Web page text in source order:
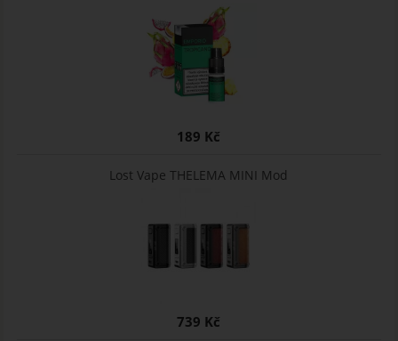
189 Kč
Lost Vape THELEMA MINI Mod
739 Kč